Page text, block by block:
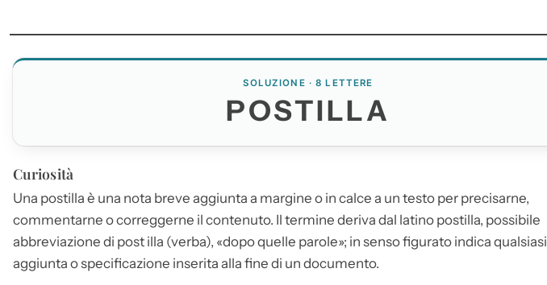
SOLUZIONE · 8 LETTERE
POSTILLA
Curiosità
Una postilla è una nota breve aggiunta a margine o in calce a un testo per precisarne,
commentarne o correggerne il contenuto. Il termine deriva dal latino postilla, possibile
abbreviazione di post illa (verba), «dopo quelle parole»; in senso figurato indica qualsiasi
aggiunta o specificazione inserita alla fine di un documento.